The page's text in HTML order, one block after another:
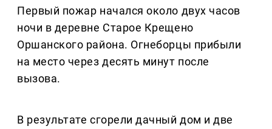
Первый пожар начался около двух часов
ночи в деревне Старое Крещено
Оршанского района. Огнеборцы прибыли
на место через десять минут после
вызова.
В результате сгорели дачный дом и две